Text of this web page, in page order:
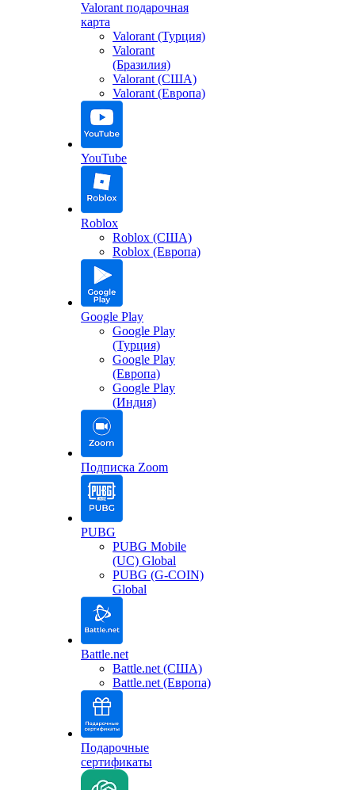
Valorant подарочная
карта
Valorant (Турция)
Valorant
(Бразилия)
Valorant (США)
Valorant (Европа)
YouTube
Roblox
Roblox (США)
Roblox (Европа)
Google Play
Google Play
(Турция)
Google Play
(Европа)
Google Play
(Индия)
Подписка Zoom
PUBG
PUBG Mobile
(UC) Global
PUBG (G-COIN)
Global
Battle.net
Battle.net (США)
Battle.net (Европа)
Подарочные
сертификаты